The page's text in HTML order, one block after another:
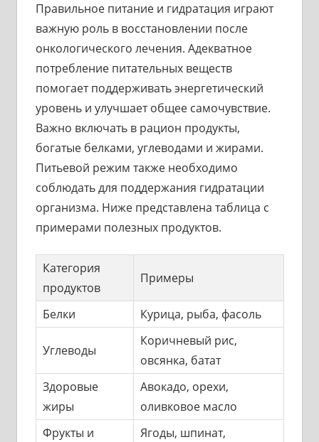
Правильное питание и гидратация играют
важную роль в восстановлении после
онкологического лечения. Адекватное
потребление питательных веществ
помогает поддерживать энергетический
уровень и улучшает общее самочувствие.
Важно включать в рацион продукты,
богатые белками, углеводами и жирами.
Питьевой режим также необходимо
соблюдать для поддержания гидратации
организма. Ниже представлена таблица с
примерами полезных продуктов.
Категория
продуктов
Примеры
Белки Курица, рыба, фасоль
Углеводы
Коричневый рис,
овсянка, батат
Здоровые
жиры
Авокадо, орехи,
оливковое масло
Фрукты и
Ягоды, шпинат,